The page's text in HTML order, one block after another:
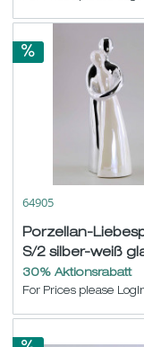
64905
Porzellan-
S/2 silber-weiß
H23cm
30% Aktionsrabatt
For Prices please